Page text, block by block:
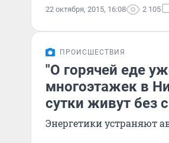
22 октября, 2015, 16:08 2 105
ПРОИСШЕСТВИЯ
"О горячей еде
многоэтажек в
сутки живут без
Энергетики устраняют